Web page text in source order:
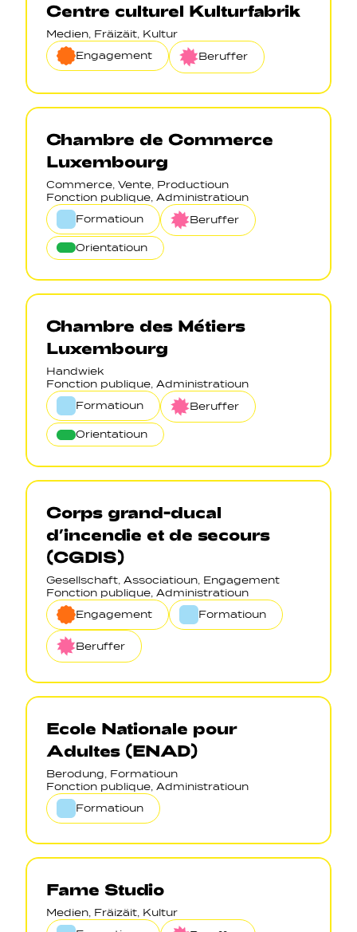
Centre culturel Kulturfabrik
Medien, Fräizäit, Kultur
Engagement
Beruffer
Chambre de Commerce
Luxembourg
Commerce, Vente, Productioun
Fonction publique, Administratioun
Formatioun
Beruffer
Orientatioun
Chambre des Métiers
Luxembourg
Handwiek
Fonction publique, Administratioun
Formatioun
Beruffer
Orientatioun
Corps grand-ducal
d’incendie et de secours
(CGDIS)
Gesellschaft, Associatioun, Engagement
Fonction publique, Administratioun
Engagement
Formatioun
Beruffer
Ecole Nationale pour
Adultes (ENAD)
Berodung, Formatioun
Fonction publique, Administratioun
Formatioun
Fame Studio
Medien, Fräizäit, Kultur